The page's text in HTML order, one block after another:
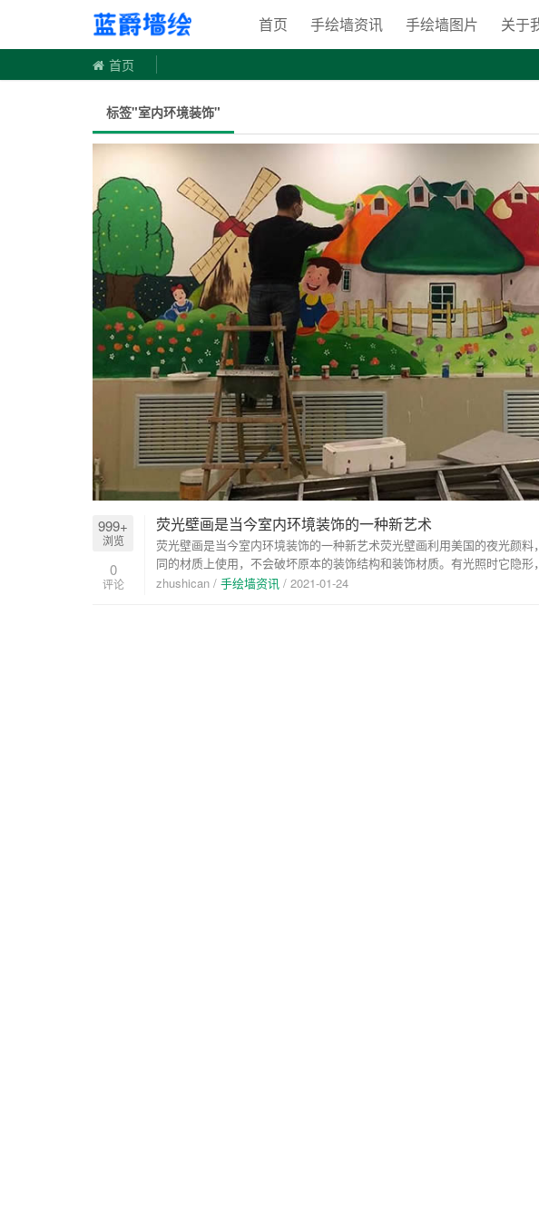
手绘墙
首页 手绘墙资讯 手绘墙图片 关于
首页
标签"室内环境装饰"
999+
浏览
0
评论
荧光壁画是当今室内环境装饰的一种新艺术
荧光壁画是当今室内环境装饰的一种新艺术荧光壁画利用美国的夜光颜
同的材质上使用，不会破坏原本的装饰结构和装饰材质。有光照时它隐
zhushican / 手绘墙资讯 / 2021-01-24